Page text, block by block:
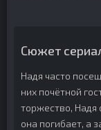
Сюжет
Надя часто
них почётной
торжество, Надя
она погибает, а